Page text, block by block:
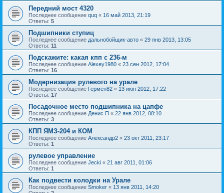
Передний мост 4320
Последнее сообщение quq « 16 май 2013, 21:19
Ответы: 5
Подшипники ступиц
Последнее сообщение дальнобойщик-авто « 29 янв 2013, 13:05
Ответы: 11
Подскажите: какая кпп с 236-м
Последнее сообщение Alexey1980 « 23 сен 2012, 17:04
Ответы: 16
Модернизация рулевого на урале
Последнее сообщение Гермен82 « 13 июн 2012, 17:22
Ответы: 17
Посадочное место подшипника на цапфе
Последнее сообщение Денис П « 22 янв 2012, 08:10
Ответы: 3
КПП ЯМЗ-204 и КОМ
Последнее сообщение Александр2 « 23 окт 2011, 23:17
Ответы: 1
рулевое управление
Последнее сообщение Jecki « 21 авг 2011, 01:06
Ответы: 1
Как подвести колодки на Урале
Последнее сообщение Smoker « 13 янв 2011, 14:20